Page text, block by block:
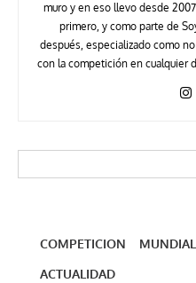
muro y en eso llevo desde
primero, y como parte de
después, especializado como
con la competición en cualquier
COMPETICION
ACTUALIDAD